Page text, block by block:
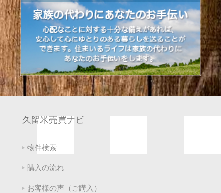
久留米売買ナビ
物件検索
購入の流れ
お客様の声（ご購入）